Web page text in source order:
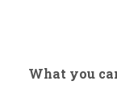
What you